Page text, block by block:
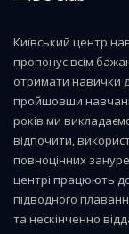
Київський центр
пропонує всім
отримати навички
пройшовши
років ми
відпочити,
повноцінних
центрі працюють
підводного
та нескінченно